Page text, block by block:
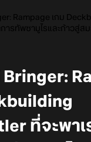
Rampage เกม
ารทัพซามูไรและก้าวสู่ส
ที่จะพาเ